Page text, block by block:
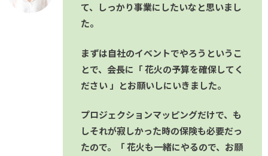
て、しっかり事業にしたいなと思いまし
た。
まずは自社のイベントでやろうというこ
とで、会長に「 花火の予算を確保してく
ださい 」とお願いしにいきました。
プロジェクションマッピングだけで、も
しそれが寂しかった時の保険も必要だっ
たので。「 花火も一緒にやるので、お願